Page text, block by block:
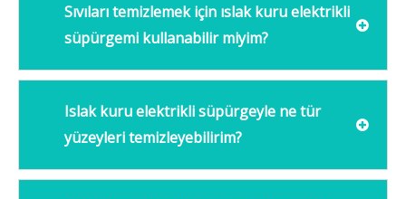
Sıvıları temizlemek için ıslak kuru elektrikli
süpürgemi kullanabilir miyim?
Islak kuru elektrikli süpürgeyle ne tür
yüzeyleri temizleyebilirim?